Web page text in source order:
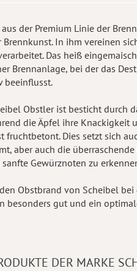
der Premium Linie der
Brennkunst. In ihm vereinen
Das heiß
Brennanlage, bei der das
beeinflusst.
Obstler ist besticht durch
die Äpfel ihre Knackigkeit
fruchtbetont. Dies setzt sich
aber auch die
Gewürznoten zu
Obstbrand von Scheibel
besonders gut und ein
DER MARKE